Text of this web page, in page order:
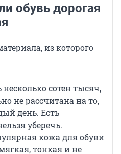
обувь дорогая
из которого
сотен тысяч,
не рассчитана на то,
день. Есть
уберечь.
кожа для обуви
тонкая и не